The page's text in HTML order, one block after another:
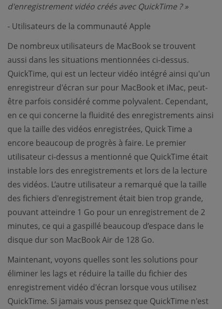
d'enregistrement vidéo créés avec QuickTime ? »
- Utilisateurs de la communauté Apple
De nombreux utilisateurs de MacBook se trouvent
aussi dans les situations mentionnées ci-dessus.
QuickTime, qui est un lecteur vidéo intégré ainsi qu'un
enregistreur d'écran sur pour MacBook et iMac, peut-
être parfois considéré comme polyvalent. Cependant,
en ce qui concerne la fluidité des enregistrements ainsi
que la taille des vidéos enregistrées, Quick Time a
encore beaucoup de progrès à faire. Le premier
utilisateur ci-dessus a mentionné que QuickTime était
instable lors des enregistrements et lors de la lecture
des vidéos. L’autre utilisateur a remarqué que la taille
des fichiers d'enregistrement était bien trop grande,
pouvant atteindre 1 Go pour un enregistrement de 2
minutes, ce qui a gaspillé beaucoup d’espace dans le
disque dur son MacBook Air de 128 Go.
Maintenant, voyons quelles sont les solutions pour
éliminer les lags et réduire la taille du fichier des
enregistrement vidéo d'écran lorsque vous utilisez
QuickTime. Si jamais vous pensez que QuickTime n'est